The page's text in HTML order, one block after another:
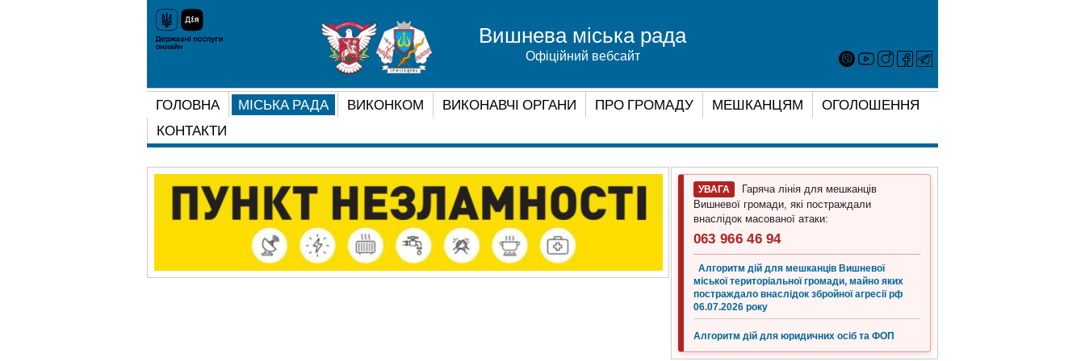
ГОЛОВНА МІСЬКА РАДА ВИКОНКОМ ВИКОНАВЧІ ОРГАНИ ПРО ГРОМАДУ МЕШКАНЦЯМ
ОГОЛОШЕННЯ
КОНТАКТИ
Вишнева міська рада
Офіційний вебсайт
УВАГА
Гаряча лінія для мешканців
Вишневої громади, які постраждали
внаслідок масованої атаки:
063 966 46 94
Алгоритм дій для мешканців Вишневої
міської територіальної громади, майно яких
постраждало внаслідок збройної агресії рф
06.07.2026 року
Алгоритм дій для юридичних осіб та ФОП